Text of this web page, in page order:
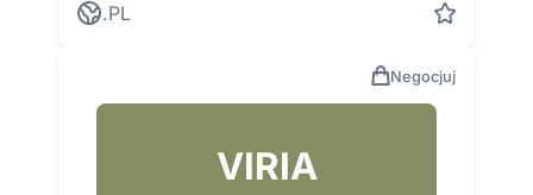
.PL
Negocjuj
VIRIA